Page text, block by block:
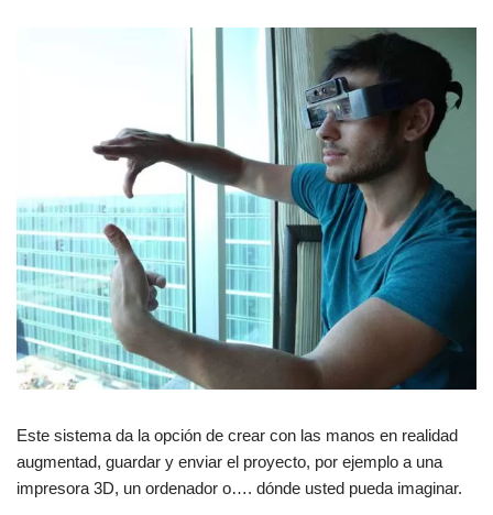
Este sistema da la opción de crear con las manos en realidad
augmentad, guardar y enviar el proyecto, por ejemplo a una
impresora 3D, un ordenador o…. dónde usted pueda imaginar.